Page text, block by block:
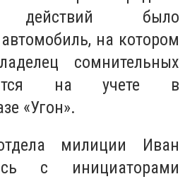
действий было
на котором
сомнительных
на учете в
«Угон».
милиции Иван
с инициаторами